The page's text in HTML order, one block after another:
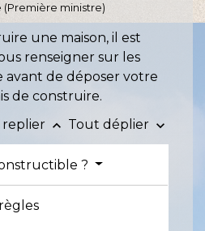
ministre)
une maison, il est
renseigner sur les
avant de déposer votre
de construire.
keyboard_arrow_up Tout déplier keyboard_arrow_down
?